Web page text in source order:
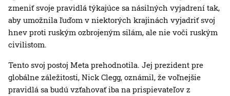
zmeniť svoje pravidlá týkajúce sa násilných vyjadrení tak,
aby umožnila ľuďom v niektorých krajinách vyjadriť svoj
hnev proti ruským ozbrojeným silám, ale nie voči ruským
civilistom.
Tento svoj postoj Meta prehodnotila. Jej prezident pre
globálne záležitosti, Nick Clegg, oznámil, že voľnejšie
pravidlá sa budú vzťahovať iba na prispievateľov z